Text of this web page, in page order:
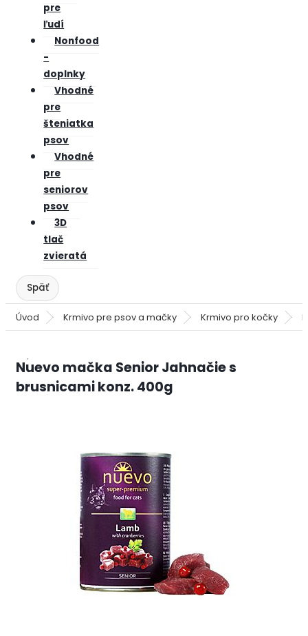
pre
ľudí
Nonfood
-
doplnky
Vhodné
pre
šteniatka
psov
Vhodné
pre
seniorov
psov
3D
tlač
zvieratá
Úvod Krmivo pre psov a mačky Krmivo pro kočky
Nuevo mačka Senior Jahnačie s
brusnicami konz. 400g